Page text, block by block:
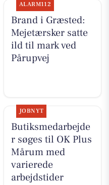
ALARM112
Brand i Græsted:
Mejetærsker satte
ild til mark ved
Pårupvej
JOBNYT
Butiksmedarbejde
r søges til OK Plus
Mårum med
varierede
arbejdstider